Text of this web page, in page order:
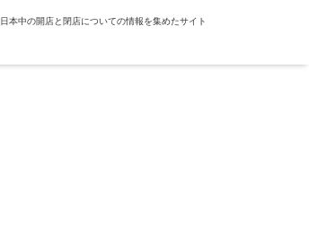
日本中の開店と閉店についての情報を集めたサイト